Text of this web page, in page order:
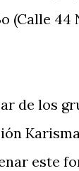
(Calle 44
de los
este